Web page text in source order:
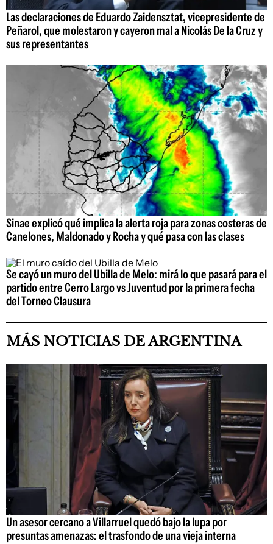
Las declaraciones de Eduardo Zaidensztat, vicepresidente de
Peñarol, que molestaron y cayeron mal a Nicolás De la Cruz y
sus representantes
Sinae explicó qué implica la alerta roja para zonas costeras de
Canelones, Maldonado y Rocha y qué pasa con las clases
Se cayó un muro del Ubilla de Melo: mirá lo que pasará para el
partido entre Cerro Largo vs Juventud por la primera fecha
del Torneo Clausura
MÁS NOTICIAS DE ARGENTINA
Un asesor cercano a Villarruel quedó bajo la lupa por
presuntas amenazas: el trasfondo de una vieja interna